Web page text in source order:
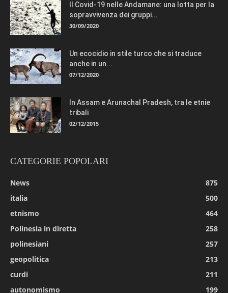
Il Covid-19 nelle Andamane: una lotta per la
sopravvivenza dei gruppi...
30/09/2020
Un ecocidio in stile turco che si traduce
anche in un...
07/12/2020
In Assam e Arunachal Pradesh, tra le etnie
tribali
02/12/2015
CATEGORIE POPOLARI
News
875
italia
500
etnismo
464
Polinesia in diretta
258
polinesiani
257
geopolitica
213
curdi
211
autonomismo
199